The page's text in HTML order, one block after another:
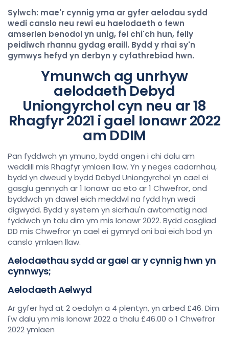
Sylwch: mae'r cynnig yma ar gyfer aelodau sydd
wedi canslo neu rewi eu haelodaeth o fewn
amserlen benodol yn unig, fel chi'ch hun, felly
peidiwch rhannu gydag eraill. Bydd y rhai sy'n
gymwys hefyd yn derbyn y cyfathrebiad hwn.
Ymunwch ag unrhyw
aelodaeth Debyd
Uniongyrchol cyn neu ar 18
Rhagfyr 2021 i gael Ionawr 2022
am DDIM
Pan fyddwch yn ymuno, bydd angen i chi dalu am
weddill mis Rhagfyr ymlaen llaw. Yn y neges cadarnhau,
bydd yn dweud y bydd Debyd Uniongyrchol yn cael ei
gasglu gennych ar 1 Ionawr ac eto ar 1 Chwefror, ond
byddwch yn dawel eich meddwl na fydd hyn wedi
digwydd. Bydd y system yn sicrhau'n awtomatig nad
fyddwch yn talu dim ym mis Ionawr 2022. Bydd casgliad
DD mis Chwefror yn cael ei gymryd oni bai eich bod yn
canslo ymlaen llaw.
Aelodaethau sydd ar gael ar y cynnig hwn yn
cynnwys;
Aelodaeth Aelwyd
Ar gyfer hyd at 2 oedolyn a 4 plentyn, yn arbed £46. Dim
i'w dalu ym mis Ionawr 2022 a thalu £46.00 o 1 Chwefror
2022 ymlaen